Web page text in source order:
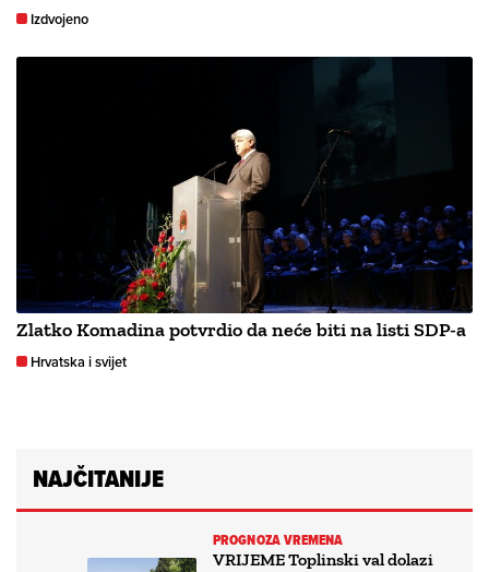
Izdvojeno
Zlatko Komadina potvrdio da neće biti na listi SDP-a
Hrvatska i svijet
NAJČITANIJE
PROGNOZA VREMENA
VRIJEME Toplinski val dolazi